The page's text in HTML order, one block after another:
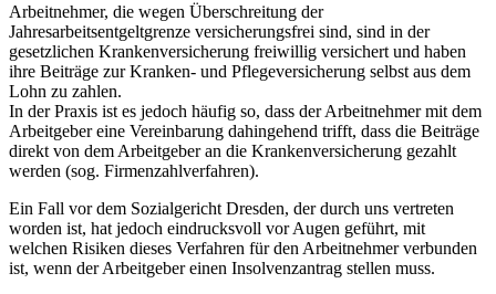
Arbeitnehmer, die wegen Überschreitung der
Jahresarbeitsentgeltgrenze versicherungsfrei sind, sind in der
gesetzlichen Krankenversicherung freiwillig versichert und haben
ihre Beiträge zur Kranken- und Pflegeversicherung selbst aus dem
Lohn zu zahlen.
In der Praxis ist es jedoch häufig so, dass der Arbeitnehmer mit dem
Arbeitgeber eine Vereinbarung dahingehend trifft, dass die Beiträge
direkt von dem Arbeitgeber an die Krankenversicherung gezahlt
werden (sog. Firmenzahlverfahren).
Ein Fall vor dem Sozialgericht Dresden, der durch uns vertreten
worden ist, hat jedoch eindrucksvoll vor Augen geführt, mit
welchen Risiken dieses Verfahren für den Arbeitnehmer verbunden
ist, wenn der Arbeitgeber einen Insolvenzantrag stellen muss.